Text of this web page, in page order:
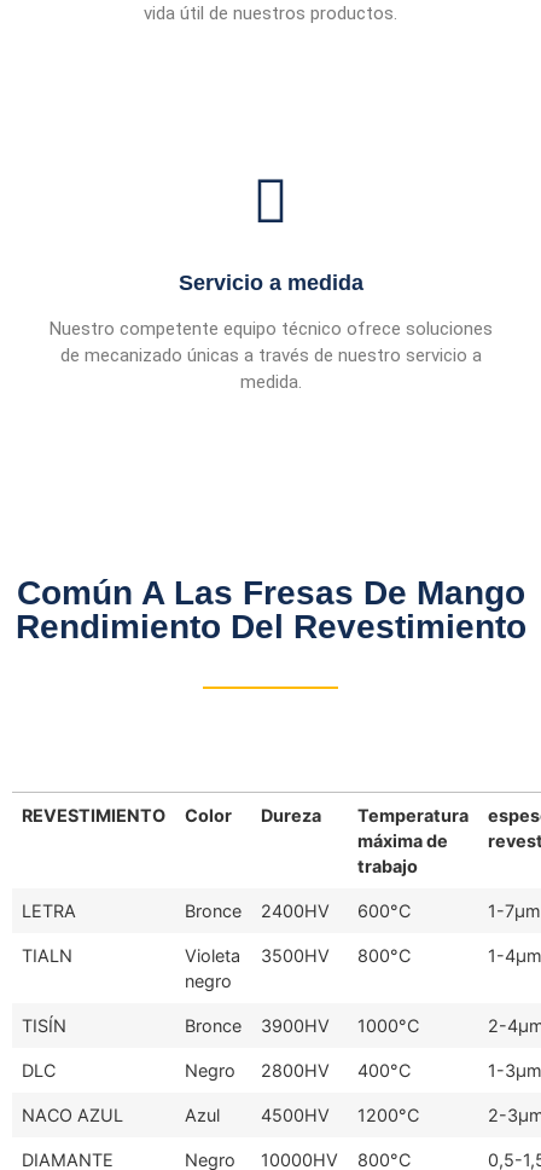
vida útil de nuestros productos.
Servicio a medida
Nuestro competente equipo técnico ofrece soluciones
de mecanizado únicas a través de nuestro servicio a
medida.
Común A Las Fresas De Mango
Rendimiento Del Revestimiento
REVESTIMIENTO Color Dureza
Temperatura
máxima de
trabajo
LETRA Bronce 2400HV 600°C 1-7μm
TIALN
Violeta
negro
3500HV 800°C 1-4μm
TISÍN Bronce 3900HV 1000°C 2-
DLC Negro 2800HV 400°C 1-3μm
NACO AZUL Azul 4500HV 1200°C 2-
DIAMANTE Negro 10000HV 800°C 0,5-